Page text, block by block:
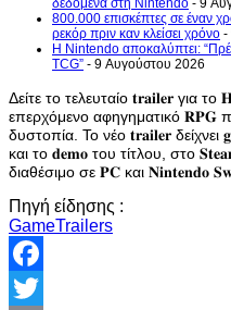
800.000 επισκέπτες σε έναν
ρεκόρ πριν καν κλείσει χρόνο -
Η Nintendo αποκαλύπτει:
TCG” - 9 Αυγούστου 2026
Δείτε το τελευταίο 𝐭𝐫𝐚𝐢𝐥𝐞𝐫
επερχόμενο αφηγηματικό 𝐑𝐏𝐆
δυστοπία. Το νέο 𝐭𝐫𝐚𝐢𝐥𝐞𝐫
και το 𝐝𝐞𝐦𝐨 του τίτλου, στο
διαθέσιμο σε 𝐏𝐂 και 𝐍𝐢𝐧𝐭𝐞𝐧𝐝𝐨
Πηγή είδησης :
GameTrailers
Facebook